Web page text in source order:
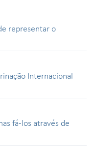
representar o
Internacional
fá-los através de